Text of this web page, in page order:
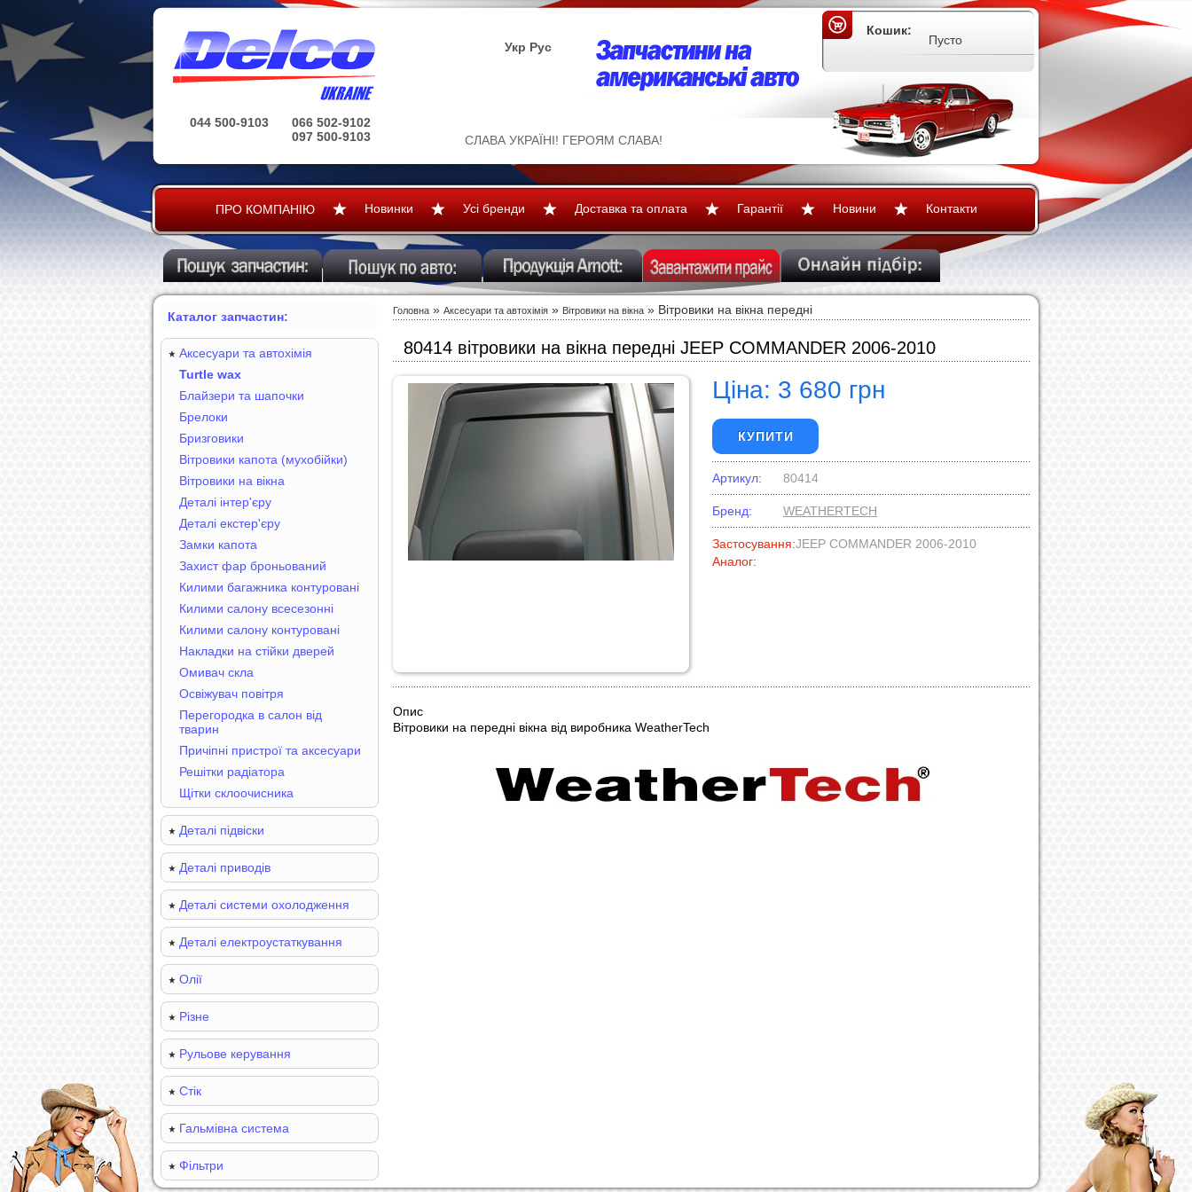
Укр Рус
044 500-9103
066 502-9102
097 500-9103
СЛАВА УКРАЇНІ! ГЕРОЯМ СЛАВА!
Кошик:
Пусто
ПРО КОМПАНІЮ Новинки Усі бренди Доставка та оплата Гарантії Новини Контакти
Головна » Аксесуари та автохімія » Вітровики на вікна » Вітровики на вікна передні
80414 вітровики на вікна передні JEEP COMMANDER 2006-2010
Ціна: 3 680 грн
КУПИТИ
Артикул: 80414
Бренд: WEATHERTECH
Застосування:JEEP COMMANDER 2006-2010
Аналог:
Опис
Вітровики на передні вікна від виробника WeatherTech
Каталог запчастин:
Аксесуари та автохімія
Turtle wax
Блайзери та шапочки
Брелоки
Бризговики
Вітровики капота (мухобійки)
Вітровики на вікна
Деталі інтер'єру
Деталі екстер'єру
Замки капота
Захист фар броньований
Килими багажника контуровані
Килими салону всесезонні
Килими салону контуровані
Накладки на стійки дверей
Омивач скла
Освіжувач повітря
Перегородка в салон від
тварин
Причіпні пристрої та аксесуари
Решітки радіатора
Щітки склоочисника
Деталі підвіски
Деталі приводів
Деталі системи охолодження
Деталі електроустаткування
Олії
Різне
Рульове керування
Стік
Гальмівна система
Фільтри